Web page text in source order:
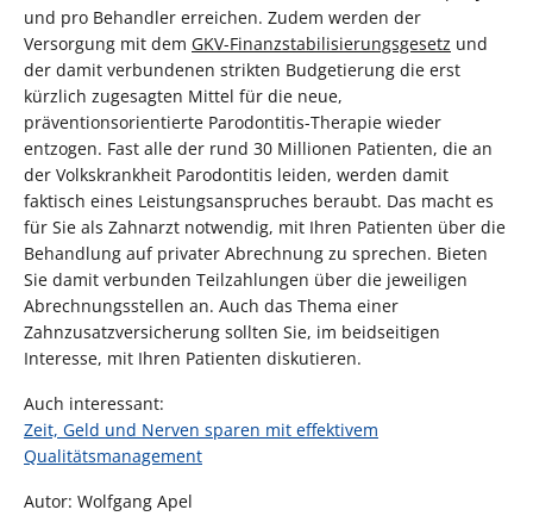
und pro Behandler erreichen. Zudem werden der
Versorgung mit dem GKV-Finanzstabilisierungsgesetz und
der damit verbundenen strikten Budgetierung die erst
kürzlich zugesagten Mittel für die neue,
präventionsorientierte Parodontitis-Therapie wieder
entzogen. Fast alle der rund 30 Millionen Patienten, die an
der Volkskrankheit Parodontitis leiden, werden damit
faktisch eines Leistungsanspruches beraubt. Das macht es
für Sie als Zahnarzt notwendig, mit Ihren Patienten über die
Behandlung auf privater Abrechnung zu sprechen. Bieten
Sie damit verbunden Teilzahlungen über die jeweiligen
Abrechnungsstellen an. Auch das Thema einer
Zahnzusatzversicherung sollten Sie, im beidseitigen
Interesse, mit Ihren Patienten diskutieren.
Auch interessant:
Zeit, Geld und Nerven sparen mit effektivem
Qualitätsmanagement
Autor: Wolfgang Apel